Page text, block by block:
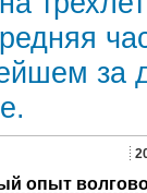
за
опыт